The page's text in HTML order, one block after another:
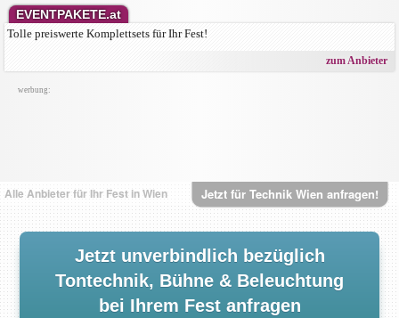
EVENTPAKETE.at
Tolle preiswerte Komplettsets für Ihr Fest!
zum Anbieter
werbung:
Jetzt für Technik Wien anfragen!
Alle Anbieter für Ihr Fest in Wien
Jetzt unverbindlich bezüglich
Tontechnik, Bühne & Beleuchtung
bei Ihrem Fest anfragen